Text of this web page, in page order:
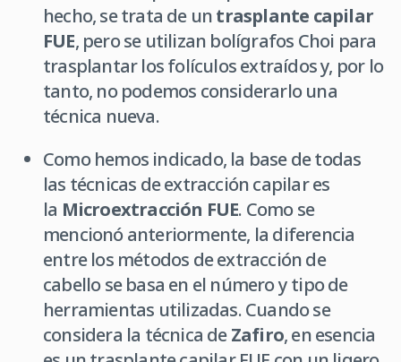
hecho, se trata de untrasplante capilar
FUE, pero se utilizan bolígrafos Choi para
trasplantar los folículos extraídos y, por lo
tanto, no podemos considerarlo una
técnica nueva.
Como hemos indicado, la base de todas
las técnicas de extracción capilar es
la Microextracción FUE. Como se
mencionó anteriormente, la diferencia
entre los métodos de extracción de
cabello se basa en el número y tipo de
herramientas utilizadas. Cuando se
considera la técnica deZafiro, en esencia